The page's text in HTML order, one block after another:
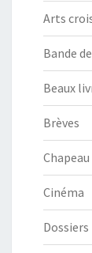
Arts
Bande
Beaux
Brèves
Chapeau
Cinéma
Dossiers